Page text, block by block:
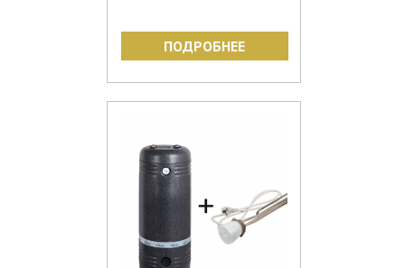
ПОДРОБНЕЕ